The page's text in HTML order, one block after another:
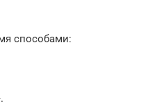
способами: